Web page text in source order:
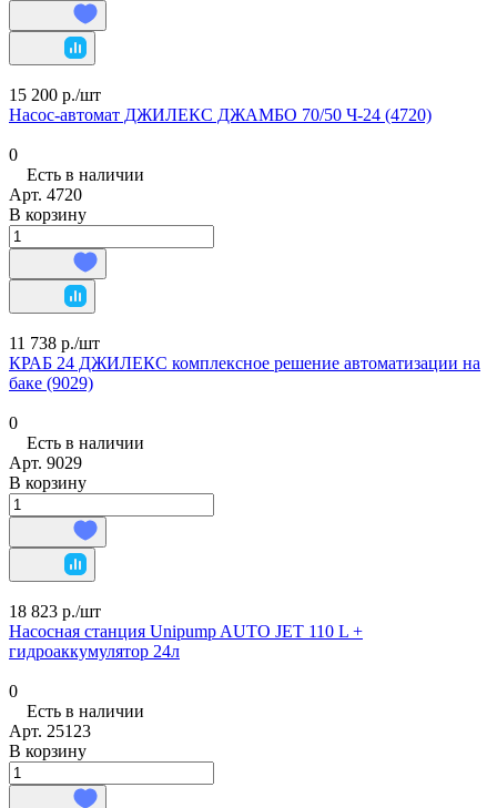
15 200 р./шт
Насос-автомат ДЖИЛЕКС ДЖАМБО 70/50 Ч-24 (4720)
0
Есть в наличии
Арт. 4720
В корзину
11 738 р./шт
КРАБ 24 ДЖИЛЕКС комплексное решение автоматизации на
баке (9029)
0
Есть в наличии
Арт. 9029
В корзину
18 823 р./шт
Насосная станция Unipump AUTO JET 110 L +
гидроаккумулятор 24л
0
Есть в наличии
Арт. 25123
В корзину